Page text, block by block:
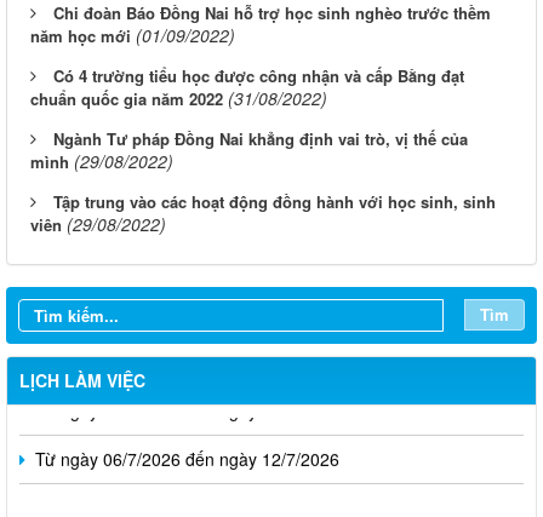
Chi đoàn Báo Đồng Nai hỗ trợ học sinh nghèo trước thềm
năm học mới (01/09/2022)
Có 4 trường tiểu học được công nhận và cấp Bằng đạt
chuẩn quốc gia năm 2022 (31/08/2022)
Ngành Tư pháp Đồng Nai khẳng định vai trò, vị thế của
mình (29/08/2022)
Tập trung vào các hoạt động đồng hành với học sinh, sinh
viên (29/08/2022)
Tìm
LỊCH LÀM VIỆC
Từ ngày 27/7/2026 đến ngày 02/8/2026
Từ ngày 20/7/2026 đến ngày 26/7/2026
Từ ngày 13/7/2026 đến ngày 18/7/2026
Từ ngày 06/7/2026 đến ngày 12/7/2026